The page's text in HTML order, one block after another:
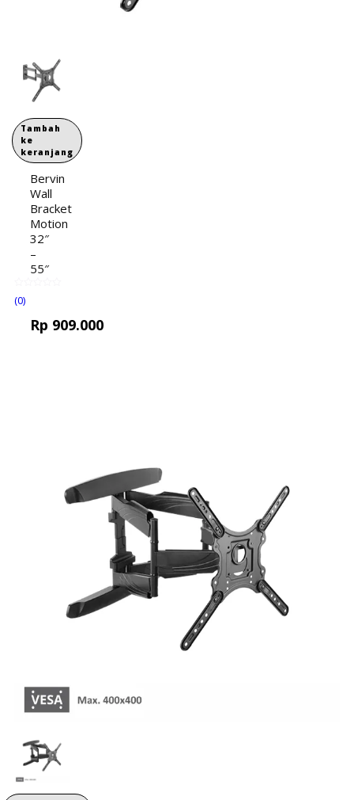
Tambah
ke
keranjang
Bervin
Wall
Bracket
Motion
32″
–
55″
(0)
Rp 909.000